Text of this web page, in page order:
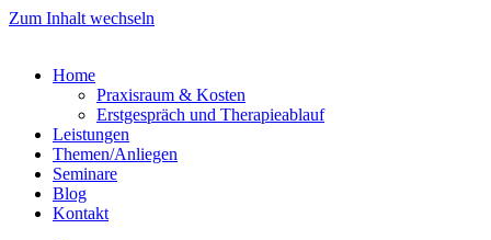
Zum Inhalt wechseln
Home
Praxisraum & Kosten
Erstgespräch und Therapieablauf
Leistungen
Themen/Anliegen
Seminare
Blog
Kontakt